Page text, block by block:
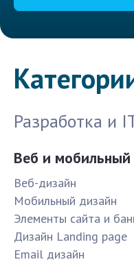
Разработка и
Веб и мобильный
Веб-дизайн
Мобильный дизайн
Элементы сайта и
Дизайн Landing page
Email дизайн